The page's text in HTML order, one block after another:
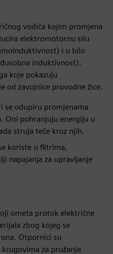
vodiča kojim promjena
elektromotornu silu
i u bilo
induktivnost).
koje pokazuju
od zavojnice provodne žice.
se odupiru promjenama
Oni pohranjuju energiju u
struja teče kroz njih.
koriste u filtrima,
napajanja za upravljanje
ometa protok električne
zbog kojeg se
Otpornici su
za pružanje